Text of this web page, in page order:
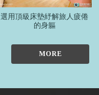
選用頂級床墊紓解旅人疲倦
的身軀
MORE